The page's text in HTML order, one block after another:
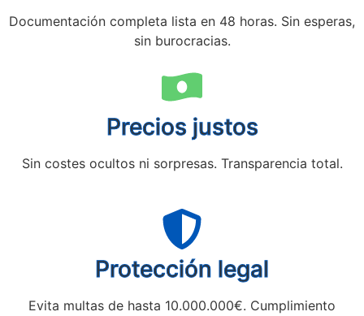
Documentación completa lista en 48 horas. Sin esperas,
sin burocracias.
Precios justos
Sin costes ocultos ni sorpresas. Transparencia total.
Protección legal
Evita multas de hasta 10.000.000€. Cumplimiento